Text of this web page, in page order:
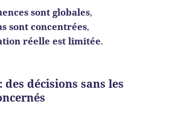
sont globales,
sont concentrées,
réelle est limitée.
décisions sans les